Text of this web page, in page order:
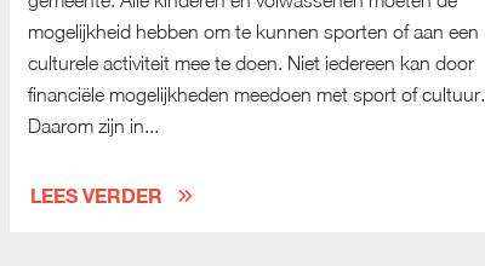
mogelijkheid hebben om te kunnen sporten of aan een
culturele activiteit mee te doen. Niet iedereen kan door
financiële mogelijkheden meedoen met sport of cultuur.
Daarom zijn in...
LEES VERDER